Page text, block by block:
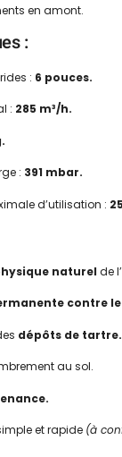
en amont.
:
: 6 pouces.
: 285 m³/h.
: 391 mbar.
d’utilisation :
naturel de
contre
dépôts de tartre.
au sol.
et rapide (à